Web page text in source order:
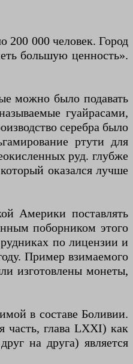
200 000 человек. Город
большую ценность».
можно было подавать
гуайрасами,
серебра было
ртути для
руд. глубже
оказался лучше
Америки поставлять
поборником этого
по лицензии и
Пример взимаемого
изготовлены монеты,
в составе Боливии.
часть, глава LXXI) как
на друга) является